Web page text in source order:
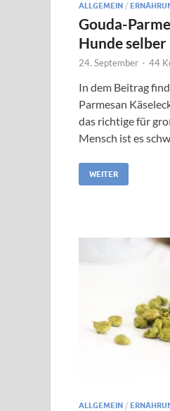
ALLGEMEIN /
Gouda-
Hunde selber
24. September - 44
In dem Beitrag
Parmesan
das richtige für
Mensch ist es
WEITER
ALLGEMEIN /